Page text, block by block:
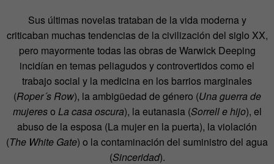
Sus últimas novelas trataban de la vida moderna y
criticaban muchas tendencias de la civilización del siglo XX,
pero mayormente todas las obras de Warwick Deeping
incidían en temas peliagudos y controvertidos como el
trabajo social y la medicina en los barrios marginales
(Roper´s Row), la ambigüedad de género (Una guerra de
mujereso La casa oscura), la eutanasia (Sorrell e hijo), el
abuso de la esposa (La mujer en la puerta), la violación
(The White Gate) o la contaminación del suministro del agua
(Sinceridad).